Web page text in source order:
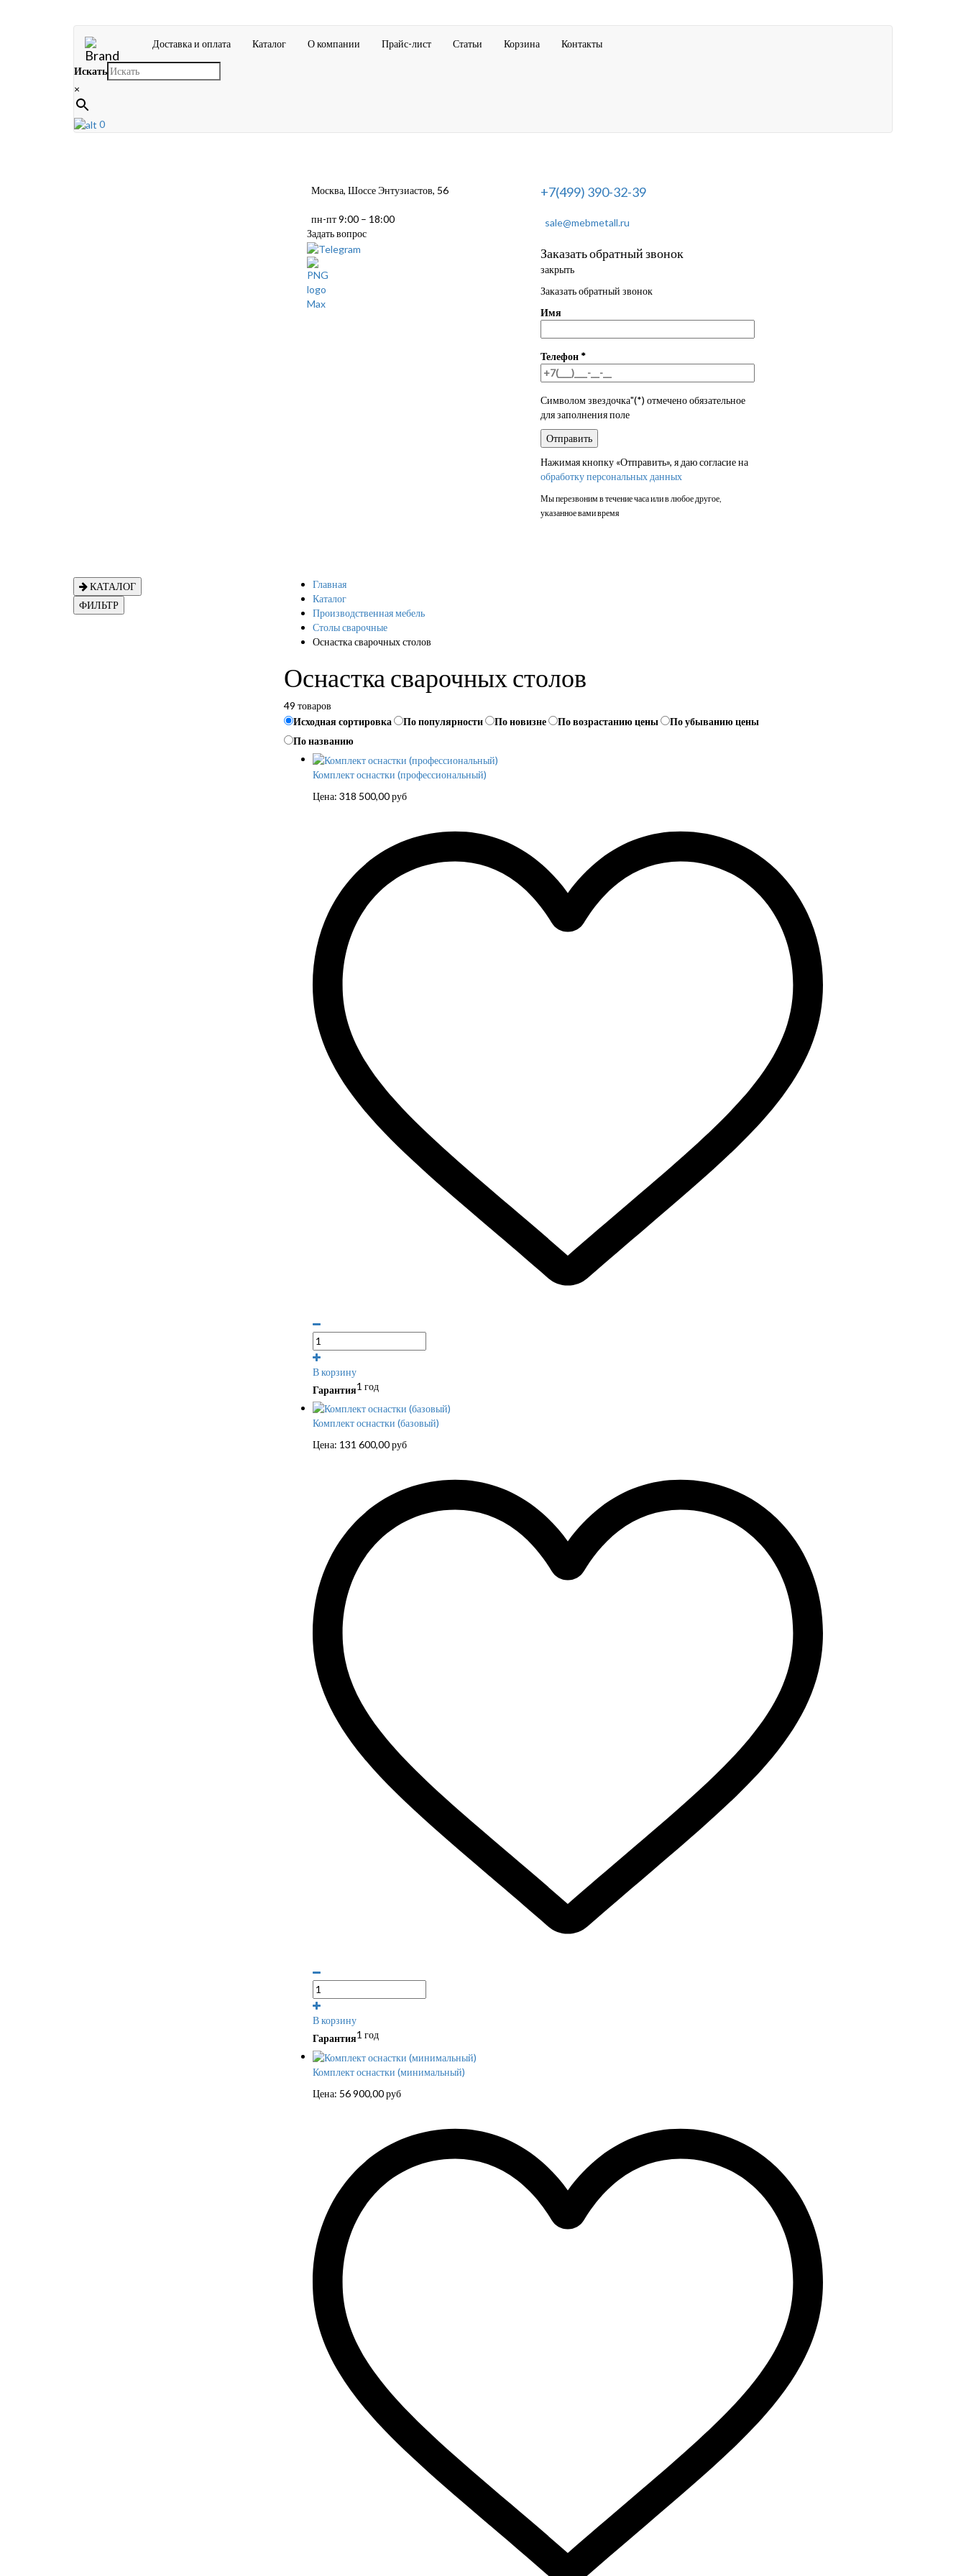
Доставка и оплата Каталог О компании Прайс-лист Статьи Корзина Контакты
Искать
×
0
Москва, Шоссе Энтузиастов, 56
пн-пт 9:00 – 18:00
Задать вопрос
+7(499) 390-32-39
sale@mebmetall.ru
Заказать обратный звонок
закрыть
Заказать обратный звонок
Имя
Телефон *
Символом звездочка"(*) отмечено обязательное
для заполнения поле
Нажимая кнопку «Отправить», я даю согласие на
обработку персональных данных
Мы перезвоним в течение часа или в любое другое,
указанное вами время
КАТАЛОГ
ФИЛЬТР
Главная
Каталог
Производственная мебель
Столы сварочные
Оснастка сварочных столов
Оснастка сварочных столов
49 товаров
Исходная сортировка
По популярности По новизне По возрастанию цены
По убыванию цены
По названию
Комплект оснастки (профессиональный)
Цена: 318 500,00руб
В корзину
Гарантия1 год
Комплект оснастки (базовый)
Цена: 131 600,00руб
В корзину
Гарантия1 год
Комплект оснастки (минимальный)
Цена: 56 900,00руб